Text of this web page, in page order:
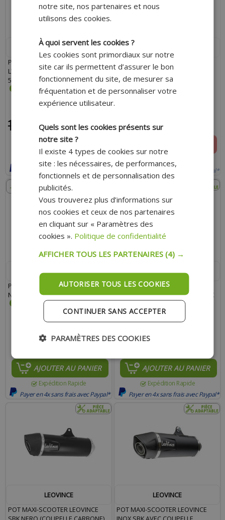
LEOVINCE
POT MAXI-SCOOTER LEOVINCE
LV12 BLACK CATALYSEE YAMAHA
560 TMAX APRÈS 2020
1 342.80 €
1 492.00 €
AJOUTER AU PANIER
Expédition Rapide
POT MAXI-SCOOTER LEOVINCE
NERO 125 XMAX 2018 -> 2020
598.00 €
Indisponible actuellement
Payer en 4x sans frais avec Paypal*
- 10%
LEOVINCE
POT MAXI-SCOOTER LEOVINCE
NERO 125 XMAX APRÈS 2021
AJOUTER AU PANIER
Expédition Rapide
Payer en 4x sans frais avec Paypal*
LEOVINCE
POT MAXI-SCOOTER LEOVINCE
NERO ADAPT. 530 YAMAHA TMAX
2012-2016
988.20 €
AJOUTER AU PANIER
Expédition Rapide
Payer en 4x sans frais avec Paypal*
LEOVINCE
POT MAXI-SCOOTER LEOVINCE
LEOVINCE
POT MAXI-SCOOTER LEOVINCE
notre site, nos partenaires et nous
utilisons des cookies.
À quoi servent les cookies ?
Les cookies sont primordiaux sur notre
site car ils permettent d’assurer le bon
fonctionnement du site, de mesurer sa
fréquentation et de personnaliser votre
expérience utilisateur.
Quels sont les cookies présents sur
notre site ?
Il existe 4 types de cookies sur notre
site : les nécessaires, de performances,
fonctionnels et de personnalisation des
publicités.
Vous trouverez plus d’informations sur
nos cookies et ceux de nos partenaires
en cliquant sur « Paramètres des
cookies ». Politique de confidentialité
AFFICHER TOUS LES PARTENAIRES(4) →
AUTORISER TOUS LES COOKIES
CONTINUER SANS ACCEPTER
PARAMÈTRES DES COOKIES